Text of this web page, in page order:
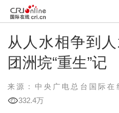
从人水相争到
团洲垸“重生”记
来源：中央广电总台国际在
332.4万